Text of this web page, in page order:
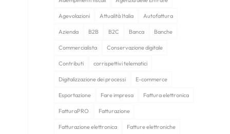
Agevolazioni Attualità Italia Autofattura
Azienda B2B B2C Banca Banche
Commercialista Conservazione digitale
Contributi corrispettivi telematici
Digitalizzazione dei processi E-commerce
Esportazione Fare impresa Fattura elettronica
FatturaPRO Fatturazione
Fatturazione elettronica Fatture elettroniche